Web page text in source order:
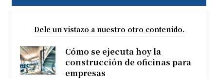
Dele un vistazo a nuestro otro contenido.
Cómo se ejecuta hoy la
construcción de oficinas para
empresas